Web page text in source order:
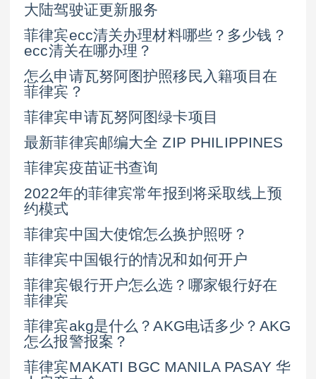
大陆驾驶证更新服务
菲律宾ecc清关办理材料哪些？多少钱？
ecc清关在哪办理？
怎么申请瓦努阿图护照移民入籍项目在
菲律宾？
菲律宾申请瓦努阿图绿卡项目
最新菲律宾邮编大全 ZIP PHILIPPINES
菲律宾疫苗证书查询
2022年的菲律宾常年报到将采取线上预
约模式
菲律宾中国大使馆怎么换护照呀？
菲律宾中国银行的情况和如何开户
菲律宾银行开户怎么选？哪家银行好在
菲律宾
菲律宾akg是什么？AKG电话多少？AKG
怎么报警报案？
菲律宾MAKATI BGC MANILA PASAY 华